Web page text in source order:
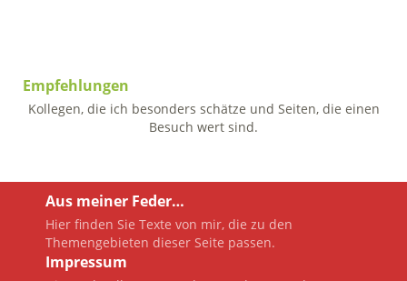
Empfehlungen
Kollegen, die ich besonders schätze und Seiten, die einen
Besuch wert sind.
Aus meiner Feder…
Hier finden Sie Texte von mir, die zu den
Themengebieten dieser Seite passen.
Impressum